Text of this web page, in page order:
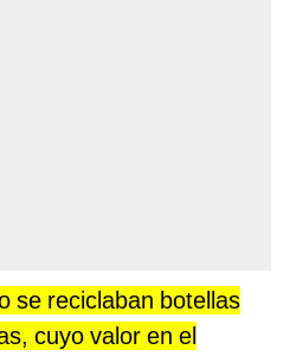
se reciclaban botellas
cuyo valor en el